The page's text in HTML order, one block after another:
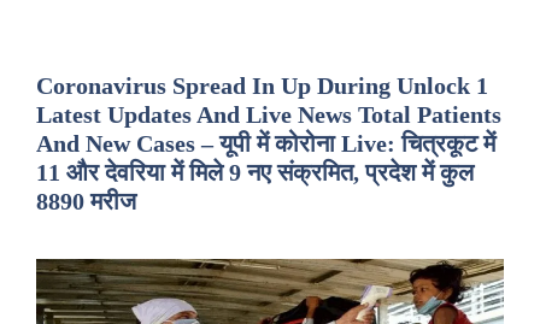
Coronavirus Spread In Up During Unlock 1
Latest Updates And Live News Total Patients
And New Cases – यूपी में कोरोना Live: चित्रकूट में
11 और देवरिया में मिले 9 नए संक्रमित, प्रदेश में कुल
8890 मरीज